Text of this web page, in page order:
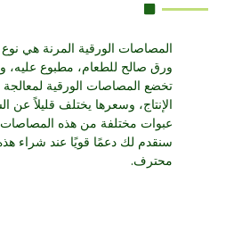
المصاصات الورقية المرنة هي
ورق صالح للطعام، مطبوع عليه،
تخضع المصاصات الورقية
الإنتاج، وسعرها يختلف قليلاً عن
عبوات مختلفة من هذه
سنقدم لك دعمًا قويًا عند شراء
محترف.